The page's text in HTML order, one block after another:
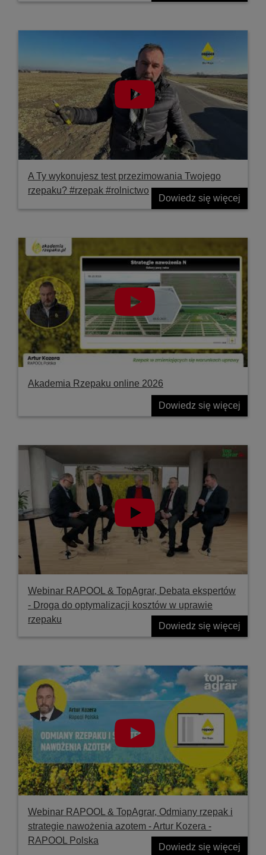
A Ty wykonujesz test przezimowania Twojego
rzepaku? #rzepak #rolnictwo
Dowiedz się więcej
Akademia Rzepaku online 2026
Dowiedz się więcej
Webinar RAPOOL & TopAgrar, Debata ekspertów
- Droga do optymalizacji kosztów w uprawie
rzepaku
Dowiedz się więcej
Webinar RAPOOL & TopAgrar, Odmiany rzepak i
strategie nawożenia azotem - Artur Kozera -
RAPOOL Polska
Dowiedz się więcej